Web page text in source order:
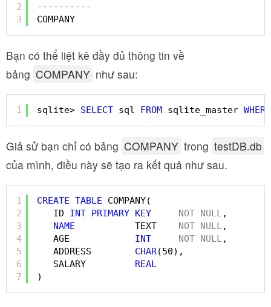
2
3
----------
COMPANY
Bạn có thể liệt kê đầy đủ thông tin về
bảng COMPANY như sau:
1 sqlite> SELECT sql FROM sqlite_master WHERE
Giả sử bạn chỉ có bảng COMPANY trong testDB.db
của mình, điều này sẽ tạo ra kết quả như sau.
1
2
3
4
5
6
7
CREATE TABLE
COMPANY(
ID INT PRIMARY KEY NOT NULL ,
NAME
TEXT NOT NULL ,
AGE INT NOT NULL ,
ADDRESS CHAR(50),
SALARY REAL
)